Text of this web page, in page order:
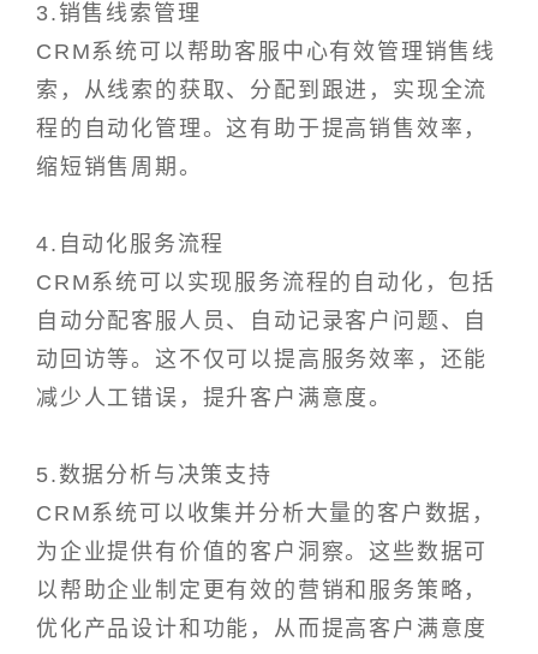
3.销售线索管理
CRM系统可以帮助客服中心有效管理销售线
索，从线索的获取、分配到跟进，实现全流
程的自动化管理。这有助于提高销售效率，
缩短销售周期。
4.自动化服务流程
CRM系统可以实现服务流程的自动化，包括
自动分配客服人员、自动记录客户问题、自
动回访等。这不仅可以提高服务效率，还能
减少人工错误，提升客户满意度。
5.数据分析与决策支持
CRM系统可以收集并分析大量的客户数据，
为企业提供有价值的客户洞察。这些数据可
以帮助企业制定更有效的营销和服务策略，
优化产品设计和功能，从而提高客户满意度